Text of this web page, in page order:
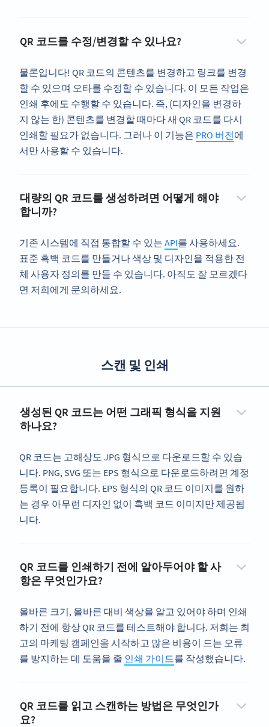
QR 코드를 수정/변경할 수 있나요?
물론입니다! QR 코드의 콘텐츠를 변경하고 링크를 변경
할 수 있으며 오타를 수정할 수 있습니다. 이 모든 작업은
인쇄 후에도 수행할 수 있습니다. 즉, (디자인을 변경하
지 않는 한) 콘텐츠를 변경할 때마다 새 QR 코드를 다시
인쇄할 필요가 없습니다. 그러나 이 기능은 PRO 버전에
서만 사용할 수 있습니다.
대량의 QR 코드를 생성하려면 어떻게 해야
합니까?
기존 시스템에 직접 통합할 수 있는 API를 사용하세요.
표준 흑백 코드를 만들거나 색상 및 디자인을 적용한 전
체 사용자 정의를 만들 수 있습니다. 아직도 잘 모르겠다
면 저희에게 문의하세요.
스캔 및 인쇄
생성된 QR 코드는 어떤 그래픽 형식을 지원
하나요?
QR 코드는 고해상도 JPG 형식으로 다운로드할 수 있습
니다. PNG, SVG 또는 EPS 형식으로 다운로드하려면 계정
등록이 필요합니다. EPS 형식의 QR 코드 이미지를 원하
는 경우 아무런 디자인 없이 흑백 코드 이미지만 제공됩
니다.
QR 코드를 인쇄하기 전에 알아두어야 할 사
항은 무엇인가요?
올바른 크기, 올바른 대비 색상을 알고 있어야 하며 인쇄
하기 전에 항상 QR 코드를 테스트해야 합니다. 저희는 최
고의 마케팅 캠페인을 시작하고 많은 비용이 드는 오류
를 방지하는 데 도움을 줄 인쇄 가이드를 작성했습니다.
QR 코드를 읽고 스캔하는 방법은 무엇인가
요?